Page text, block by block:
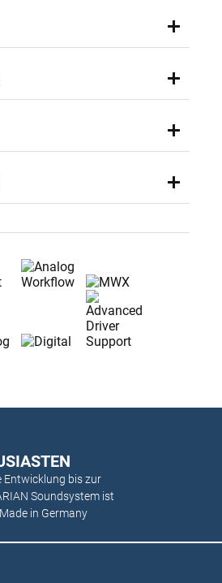
Entwicklung bis zur
Soundsystem ist
in Germany